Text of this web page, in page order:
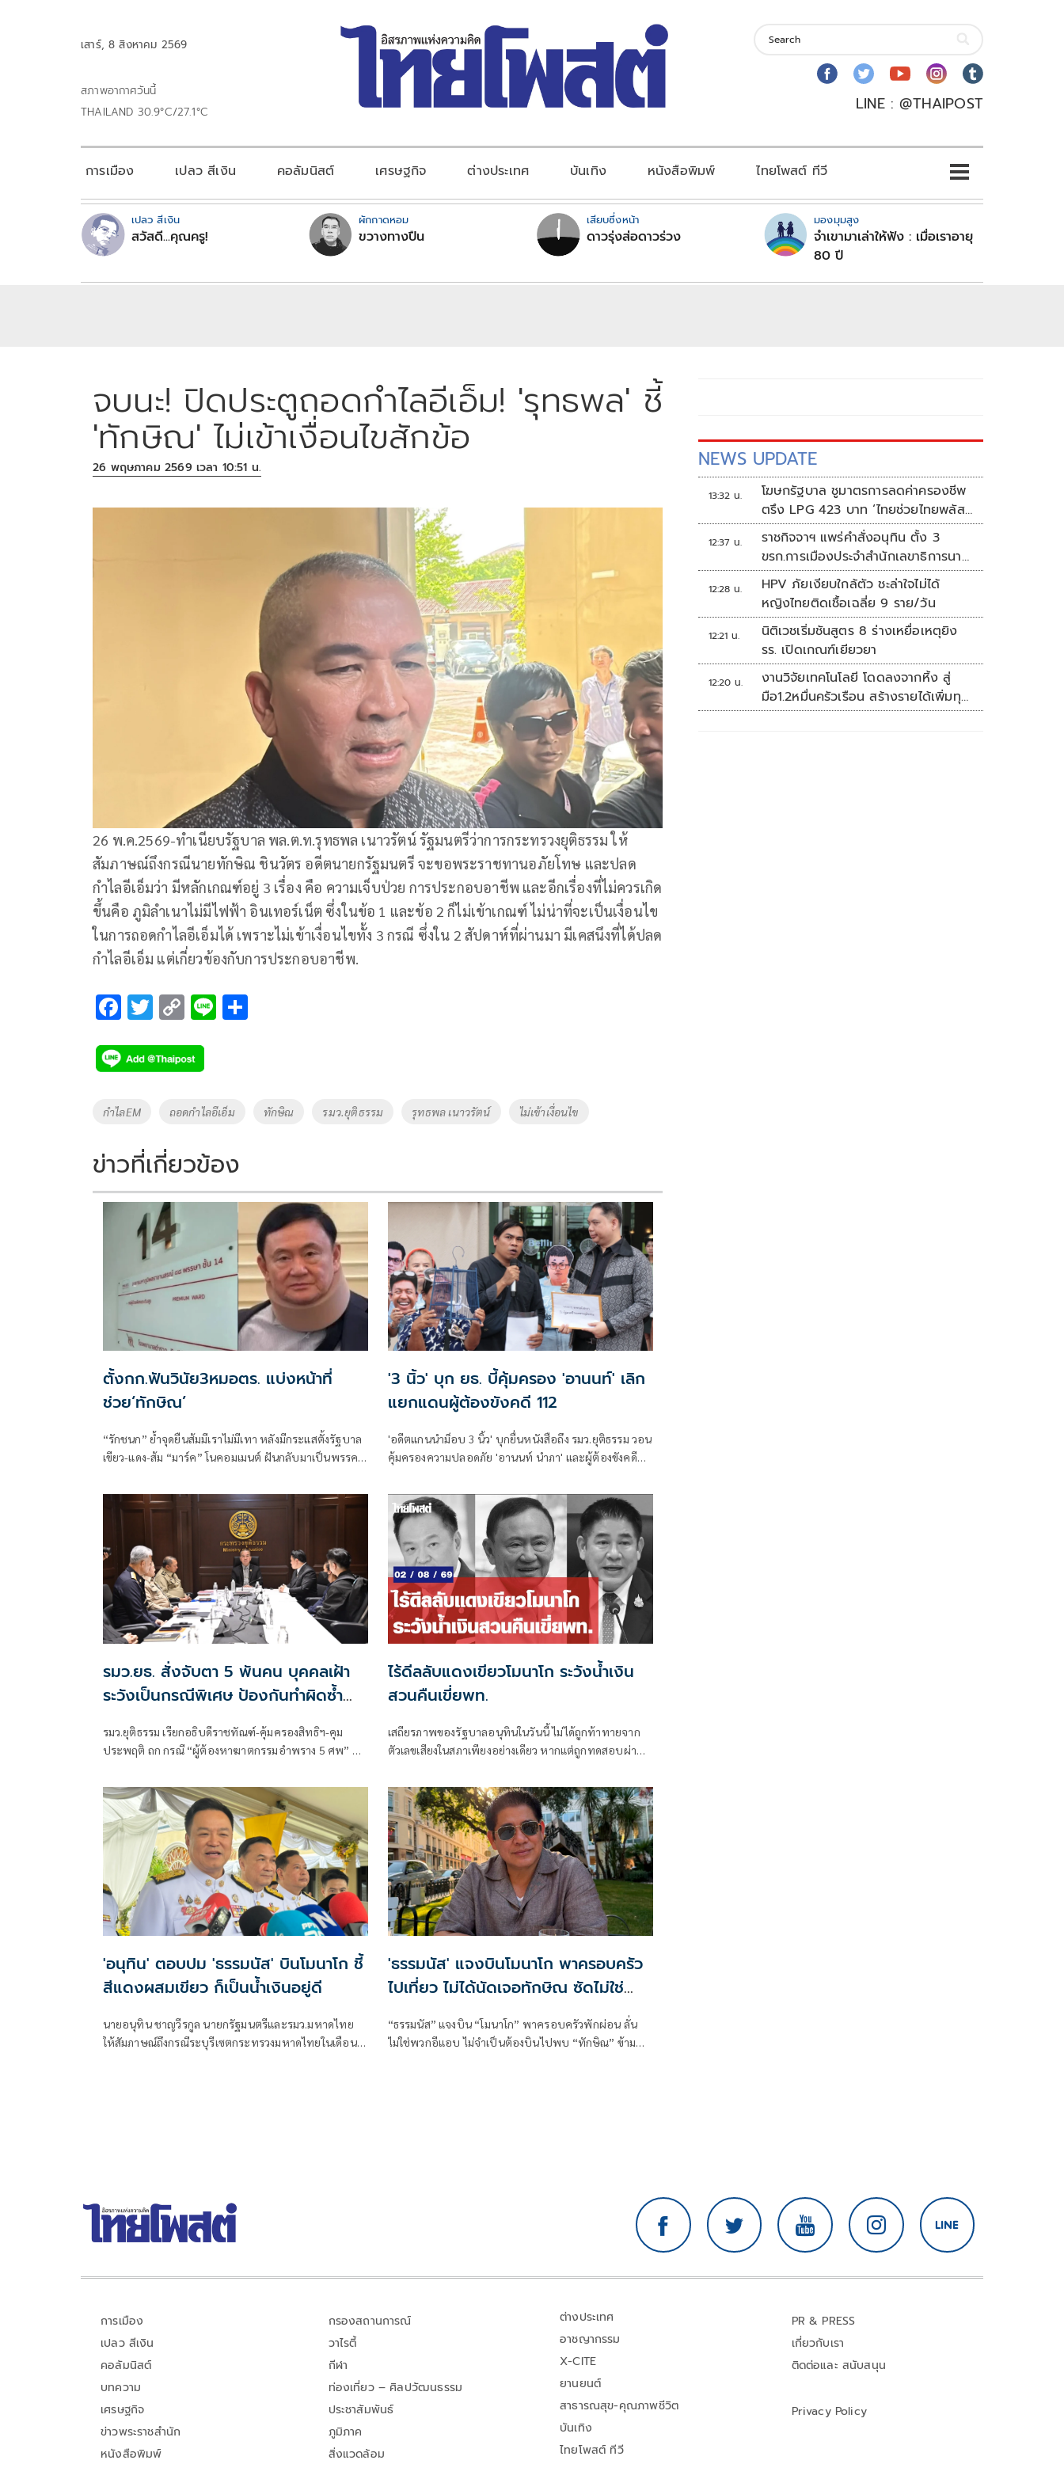
เสาร์, 8 สิงหาคม 2569
สภาพอากาศวันนี้
THAILAND 30.9°C/27.1°C
LINE : @THAIPOST
การเมือง เปลว สีเงิน คอลัมนิสต์ เศรษฐกิจ ต่างประเทศ บันเทิง หนังสือพิมพ์ ไทยโพสต์ ทีวี
เปลว สีเงิน
สวัสดี...คุณครู!
ผักกาดหอม
ขวางทางปืน
เสียบซึ่งหน้า
ดาวรุ่งส่อดาวร่วง
มองมุมสูง
จำเขามาเล่าให้ฟัง : เมื่อเราอายุ
80 ปี
จบนะ! ปิดประตูถอดกำไลอีเอ็ม! 'รุทธพล' ชี้
'ทักษิณ' ไม่เข้าเงื่อนไขสักข้อ
26 พฤษภาคม 2569 เวลา 10:51 น.
26 พ.ค.2569-ทำเนียบรัฐบาล พล.ต.ท.รุทธพล เนาวรัตน์ รัฐมนตรีว่าการกระทรวงยุติธรรม ให้
สัมภาษณ์ถึงกรณีนายทักษิณ ชินวัตร อดีตนายกรัฐมนตรี จะขอพระราชทานอภัยโทษ และปลด
กำไลอีเอ็มว่า มีหลักเกณฑ์อยู่ 3 เรื่อง คือ ความเจ็บป่วย การประกอบอาชีพ และอีกเรื่องที่ไม่ควรเกิด
ขึ้นคือ ภูมิลำเนาไม่มีไฟฟ้า อินเทอร์เน็ต ซึ่งในข้อ 1 และข้อ 2 ก็ไม่เข้าเกณฑ์ ไม่น่าที่จะเป็นเงื่อนไข
ในการถอดกำไลอีเอ็มได้ เพราะไม่เข้าเงื่อนไขทั้ง 3 กรณี ซึ่งใน 2 สัปดาห์ที่ผ่านมา มีเคสนึงที่ได้ปลด
กำไลอีเอ็ม แต่เกี่ยวข้องกับการประกอบอาชีพ.
F
e
b
o
k
T
tt
er
C
p
y
Li
k
Li
Tags
กำไลEM ถอดกำไลอีเอ็ม ทักษิณ รมว.ยุติธรรม รุทธพล เนาวรัตน์ ไม่เข้าเงื่อนไข
ข่าวที่เกี่ยวข้อง
ตั้งกก.ฟันวินัย3หมอตร. แบ่งหน้าที่
ช่วย‘ทักษิณ’
“รักชนก” ย้ำจุดยืนส้มมีเราไม่มีเทา หลังมีกระแสตั้งรัฐบาล
เขียว-แดง-ส้ม “มาร์ค” โนคอมเมนต์ ฝันกลับมาเป็นพรรค
'3 นิ้ว' บุก ยธ. บี้คุ้มครอง 'อานนท์' เลิก
แยกแดนผู้ต้องขังคดี 112
'อดีตแกนนำม็อบ 3 นิ้ว' บุกยื่นหนังสือถึง รมว.ยุติธรรม วอน
คุ้มครองความปลอดภัย 'อานนท์ นำภา' และผู้ต้องขังคดี
รมว.ยธ. สั่งจับตา 5 พันคน บุคคลเฝ้า
ระวังเป็นกรณีพิเศษ ป้องกันทำผิดซ้ำ
รมว.ยุติธรรม เรียกอธิบดีราชทัณฑ์-คุ้มครองสิทธิฯ-คุม
ประพฤติ ถก กรณี “ผู้ต้องหาฆาตกรรมอำพราง 5 ศพ” สั่ง
มหาดไทย ยกระดับมาตรการความปลอดภัยในระดับพื้นที่
ไร้ดีลลับแดงเขียวโมนาโก ระวังน้ำเงิน
สวนคืนเขี่ยพท.
เสถียรภาพของรัฐบาลอนุทินในวันนี้ ไม่ได้ถูกท้าทายจาก
ตัวเลขเสียงในสภาเพียงอย่างเดียว หากแต่ถูกทดสอบผ่าน
แตกแยกภายในเครือข่ายอำนาจของพรรคภูมิใจไทย
'อนุทิน' ตอบปม 'ธรรมนัส' บินโมนาโก ชี้
สีแดงผสมเขียว ก็เป็นน้ำเงินอยู่ดี
นายอนุทิน ชาญวีรกูล นายกรัฐมนตรีและรมว.มหาดไทย
ให้สัมภาษณ์ถึงกรณีระบุรีเซตกระทรวงมหาดไทยในเดือน
'ธรรมนัส' แจงบินโมนาโก พาครอบครัว
ไปเที่ยว ไม่ได้นัดเจอทักษิณ ซัดไม่ใช่
“ธรรมนัส” แจงบิน “โมนาโก” พาครอบครัวพักผ่อน ลั่น
ไม่ใช่พวกอีแอบ ไม่จำเป็นต้องบินไปพบ “ทักษิณ” ข้าม
NEWS UPDATE
13:32 น.
โฆษกรัฐบาล ชูมาตรการลดค่าครองชีพ
ตรึง LPG 423 บาท ‘ไทยช่วยไทยพลัส’
ดันเงินหมุนแสนล้าน
12:37 น.
ราชกิจจาฯ แพร่คำสั่งอนุทิน ตั้ง 3
ขรก.การเมืองประจำสำนักเลขาธิการนา
ยกฯ
12:28 น.
HPV ภัยเงียบใกล้ตัว ชะล่าใจไม่ได้
หญิงไทยติดเชื้อเฉลี่ย 9 ราย/วัน
12:21 น.
นิติเวชเริ่มชันสูตร 8 ร่างเหยื่อเหตุยิง
รร. เปิดเกณฑ์เยียวยา
12:20 น.
งานวิจัยเทคโนโลยี โดดลงจากหิ้ง สู่
มือ1.2หมื่นครัวเรือน สร้างรายได้เพิ่มทุก
เดือน
การเมือง
เปลว สีเงิน
คอลัมนิสต์
บทความ
เศรษฐกิจ
ข่าวพระราชสำนัก
หนังสือพิมพ์
กรองสถานการณ์
วาไรตี้
กีฬา
ท่องเที่ยว – ศิลปวัฒนธรรม
ประชาสัมพันธ์
ภูมิภาค
สิ่งแวดล้อม
ต่างประเทศ
อาชญากรรม
X-CITE
ยานยนต์
สาธารณสุข-คุณภาพชีวิต
บันเทิง
ไทยโพสต์ ทีวี
PR & PRESS
เกี่ยวกับเรา
ติดต่อและ สนับสนุน
Privacy Policy